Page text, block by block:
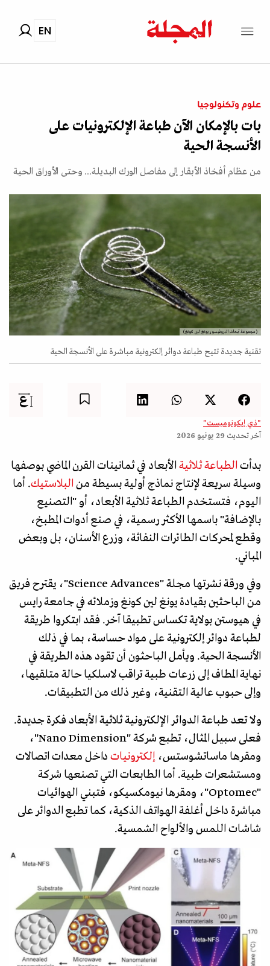
EN
علوم وتكنولوجيا
بات بالإمكان الآن طباعة الإلكترونيات على
الأنسجة الحية
من عظام أفخاذ الأبقار إلى مفاصل الورك البديلة... وحتى الأوراق الحية
(مجموعة أبحاث البروفيسور يونغ لين كونغ)
تقنية جديدة تتيح طباعة دوائر إلكترونية مباشرة على الأنسجة الحية
"ذي إيكونوميست"
آخر تحديث 29 يونيو 2026
بدأت الطباعة ثلاثية الأبعاد في ثمانينات القرن الماضي بوصفها
وسيلة سريعة لإنتاج نماذج أولية بسيطة من البلاستيك. أما
اليوم، فتستخدم الطباعة ثلاثية الأبعاد، أو "التصنيع
بالإضافة" باسمها الأكثر رسمية، في صنع أدوات المطبخ،
وقطع لمحركات الطائرات النفاثة، وزرع الأسنان، بل وبعض
المباني.
وفي ورقة نشرتها مجلة "Science Advances"، يقترح فريق
من الباحثين بقيادة يونغ لين كونغ وزملائه في جامعة رايس
في هيوستن بولاية تكساس تطبيقا آخر. فقد ابتكروا طريقة
لطباعة دوائر إلكترونية على مواد حساسة، بما في ذلك
الأنسجة الحية. ويأمل الباحثون أن تقود هذه الطريقة في
نهاية المطاف إلى زرعات طبية تراقب لاسلكيا حالة متلقيها،
وإلى حبوب عالية التقنية، وغير ذلك من التطبيقات.
ولا تعد طباعة الدوائر الإلكترونية ثلاثية الأبعاد فكرة جديدة.
فعلى سبيل المثال، تطبع شركة "Nano Dimension"،
ومقرها ماساتشوستس، إلكترونيات داخل معدات اتصالات
ومستشعرات طبية. أما الطابعات التي تصنعها شركة
"Optomec"، ومقرها نيومكسيكو، فتبني الهوائيات
مباشرة داخل أغلفة الهواتف الذكية، كما تطبع الدوائر على
شاشات اللمس والألواح الشمسية.